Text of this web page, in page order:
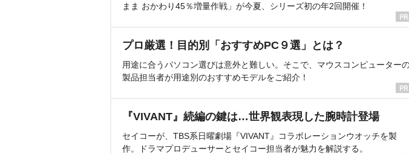
まま おかわり45％増量作戦」が今夏、シリーズ初の年2回開催！
プロ厳選！目的別「おすすめPC９選」とは？
用途に合うパソコン選びは意外と難しい。そこで、マウスコンピューター
製品担当者が用途別のおすすめモデルをご紹介！
『VIVANT』続編の鍵は…世界観表現した腕時計登場
セイコーが、TBS系日曜劇場『VIVANT』コラボレーションウオッチを製
作。ドラマプロデューサーとセイコー担当者が魅力を解説する。